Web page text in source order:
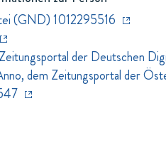
(GND) 1012295516
der Deutschen
dem Zeitungsportal der